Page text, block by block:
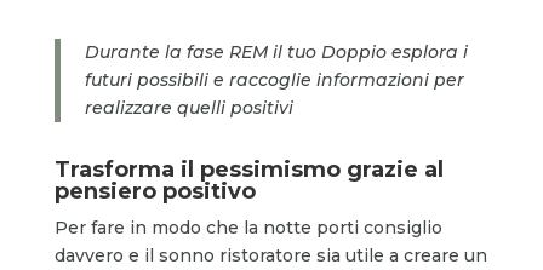
Durante la fase REM il tuo Doppio esplora i
futuri possibili e raccoglie informazioni per
realizzare quelli positivi
Trasforma il pessimismo grazie al
pensiero positivo
Per fare in modo che la notte porti consiglio
davvero e il sonno ristoratore sia utile a creare un